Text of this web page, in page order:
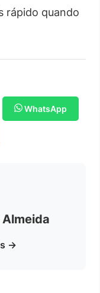
rápido quando
WhatsApp
→